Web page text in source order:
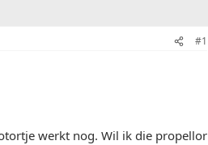
#1
werkt nog. Wil ik die propellor